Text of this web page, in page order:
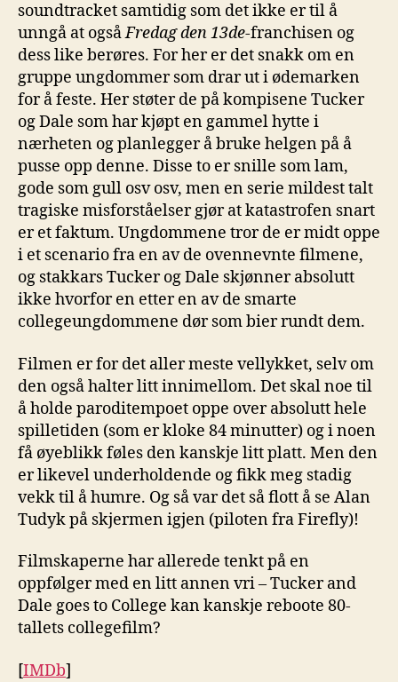
soundtracket samtidig som det ikke er til å
unngå at ogsåFredag den 13de-franchisen og
dess like berøres. For her er det snakk om en
gruppe ungdommer som drar ut i ødemarken
for å feste. Her støter de på kompisene Tucker
og Dale som har kjøpt en gammel hytte i
nærheten og planlegger å bruke helgen på å
pusse opp denne. Disse to er snille som lam,
gode som gull osv osv, men en serie mildest talt
tragiske misforståelser gjør at katastrofen snart
er et faktum. Ungdommene tror de er midt oppe
i et scenario fra en av de ovennevnte filmene,
og stakkars Tucker og Dale skjønner absolutt
ikke hvorfor en etter en av de smarte
collegeungdommene dør som bier rundt dem.
Filmen er for det aller meste vellykket, selv om
den også halter litt innimellom. Det skal noe til
å holde paroditempoet oppe over absolutt hele
spilletiden (som er kloke 84 minutter) og i noen
få øyeblikk føles den kanskje litt platt. Men den
er likevel underholdende og fikk meg stadig
vekk til å humre. Og så var det så flott å se Alan
Tudyk på skjermen igjen (piloten fra Firefly)!
Filmskaperne har allerede tenkt på en
oppfølger med en litt annen vri – Tucker and
Dale goes to College kan kanskje reboote 80-
tallets collegefilm?
[IMDb]